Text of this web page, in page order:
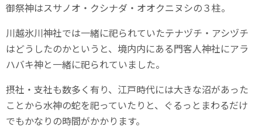
御祭神はスサノオ・クシナダ・オオクニヌシの３柱。
川越氷川神社では一緒に祀られていたテナヅチ・アシヅチ
はどうしたのかというと、境内内にある門客人神社にアラ
ハバキ神と一緒に祀られていました。
摂社・支社も数多く有り、江戸時代には大きな沼があった
ことから水神の蛇を祀っていたりと、ぐるっとまわるだけ
でもかなりの時間がかかります。